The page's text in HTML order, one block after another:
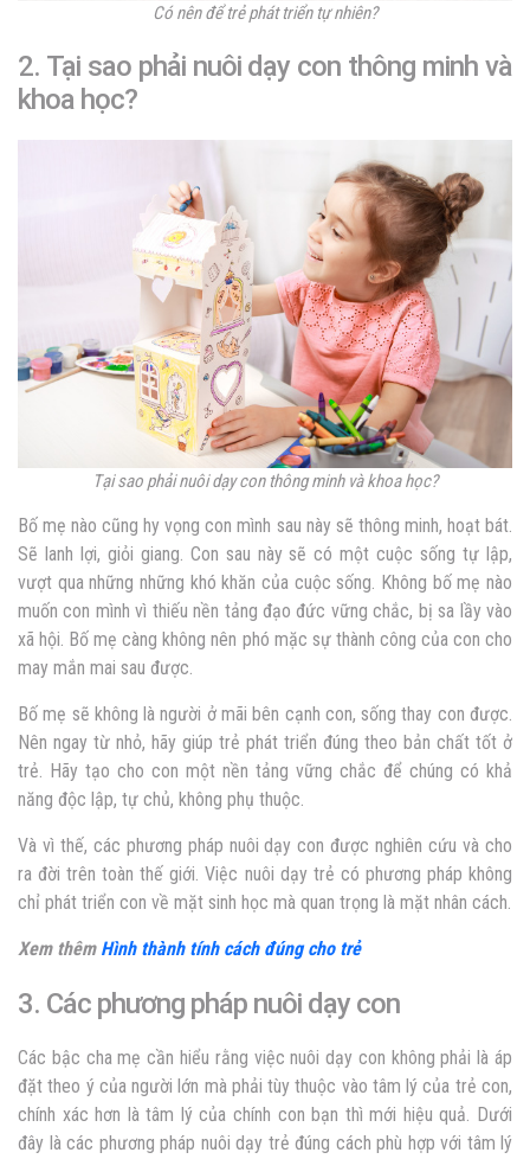
Có nên để trẻ phát triển tự nhiên?
2. Tại sao phải nuôi dạy con thông minh và
khoa học?
Tại sao phải nuôi dạy con thông minh và khoa học?
Bố mẹ nào cũng hy vọng con mình sau này sẽ thông minh, hoạt bát.
Sẽ lanh lợi, giỏi giang. Con sau này sẽ có một cuộc sống tự lập,
vượt qua những những khó khăn của cuộc sống. Không bố mẹ nào
muốn con mình vì thiếu nền tảng đạo đức vững chắc, bị sa lầy vào
xã hội. Bố mẹ càng không nên phó mặc sự thành công của con cho
may mắn mai sau được.
Bố mẹ sẽ không là người ở mãi bên cạnh con, sống thay con được.
Nên ngay từ nhỏ, hãy giúp trẻ phát triển đúng theo bản chất tốt ở
trẻ. Hãy tạo cho con một nền tảng vững chắc để chúng có khả
năng độc lập, tự chủ, không phụ thuộc.
Và vì thế, các phương pháp nuôi dạy con được nghiên cứu và cho
ra đời trên toàn thế giới. Việc nuôi dạy trẻ có phương pháp không
chỉ phát triển con về mặt sinh học mà quan trọng là mặt nhân cách.
Xem thêm Hình thành tính cách đúng cho trẻ
3. Các phương pháp nuôi dạy con
Các bậc cha mẹ cần hiểu rằng việc nuôi dạy con không phải là áp
đặt theo ý của người lớn mà phải tùy thuộc vào tâm lý của trẻ con,
chính xác hơn là tâm lý của chính con bạn thì mới hiệu quả. Dưới
đây là các phương pháp nuôi dạy trẻ đúng cách phù hợp với tâm lý